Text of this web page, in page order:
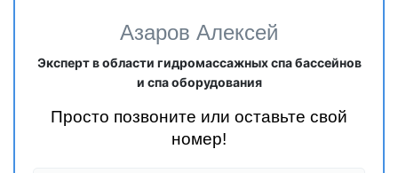
Азаров Алексей
Эксперт в области гидромассажных спа бассейнов
и спа оборудования
Просто позвоните или оставьте свой
номер!